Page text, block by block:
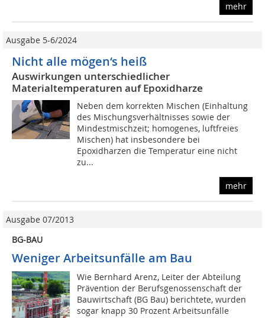
mehr
Ausgabe 5-6/2024
Nicht alle mögen‘s heiß
Auswirkungen unterschiedlicher
Materialtemperaturen auf Epoxidharze
Neben dem korrekten Mischen (Einhaltung
des Mischungsverhältnisses sowie der
Mindestmischzeit; homogenes, luftfreies
Mischen) hat insbesondere bei
Epoxidharzen die Temperatur eine nicht
zu...
mehr
Ausgabe 07/2013
BG-BAU
Weniger Arbeitsunfälle am Bau
Wie Bernhard Arenz, Leiter der Abteilung
Prävention der Berufsgenossenschaft der
Bauwirtschaft (BG Bau) berichtete, wurden
sogar knapp 30 Prozent Arbeitsunfälle